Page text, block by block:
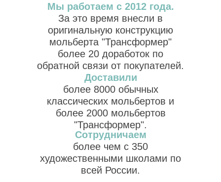
Мы работаем с 2012 года.
За это время внесли в
оригинальную конструкцию
мольберта "Трансформер"
более 20 доработок по
обратной связи от покупателей.
Доставили
более 8000 обычных
классических мольбертов и
более 2000 мольбертов
"Трансформер".
Сотрудничаем
более чем с 350
художественными школами по
всей России.